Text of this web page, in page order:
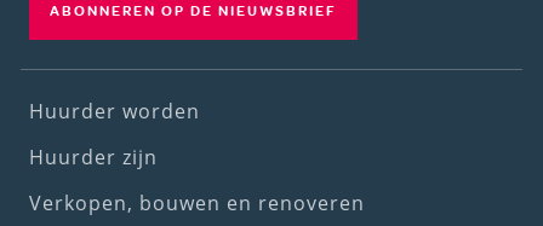
ABONNEREN OP DE NIEUWSBRIEF
Footer
(1st
menu)
Huurder worden
Huurder zijn
Verkopen, bouwen en renoveren